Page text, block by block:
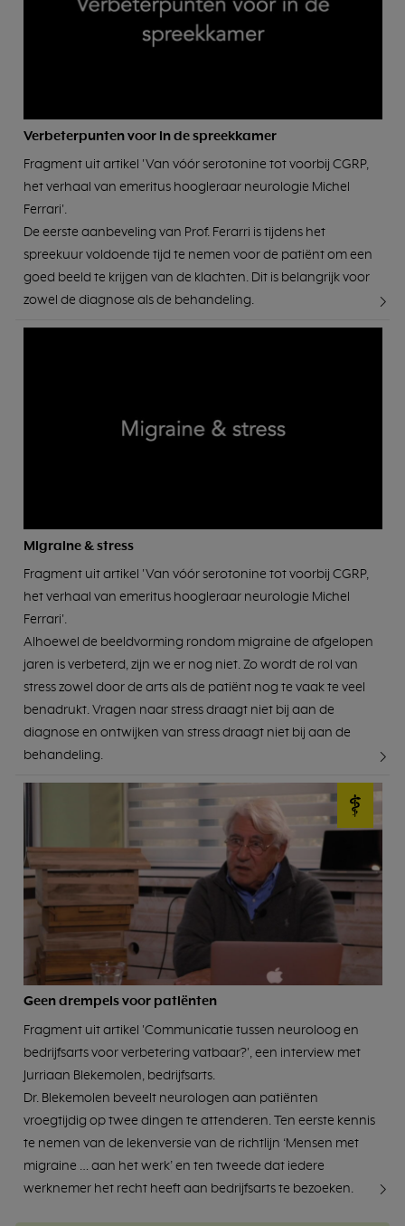
Verbeterpunten voor in de spreekkamer
Fragment uit artikel 'Van vóór serotonine tot voorbij CGRP,
het verhaal van emeritus hoogleraar neurologie Michel
Ferrari'.
De eerste aanbeveling van Prof. Ferarri is tijdens het
spreekuur voldoende tijd te nemen voor de patiënt om een
goed beeld te krijgen van de klachten. Dit is belangrijk voor
zowel de diagnose als de behandeling.
Migraine & stress
Fragment uit artikel 'Van vóór serotonine tot voorbij CGRP,
het verhaal van emeritus hoogleraar neurologie Michel
Ferrari'.
Alhoewel de beeldvorming rondom migraine de afgelopen
jaren is verbeterd, zijn we er nog niet. Zo wordt de rol van
stress zowel door de arts als de patiënt nog te vaak te veel
benadrukt. Vragen naar stress draagt niet bij aan de
diagnose en ontwijken van stress draagt niet bij aan de
behandeling.
Geen drempels voor patiënten
Fragment uit artikel 'Communicatie tussen neuroloog en
bedrijfsarts voor verbetering vatbaar?', een interview met
Jurriaan Blekemolen, bedrijfsarts.
Dr. Blekemolen beveelt neurologen aan patiënten
vroegtijdig op twee dingen te attenderen. Ten eerste kennis
te nemen van de lekenversie van de richtlijn ‘Mensen met
migraine … aan het werk’ en ten tweede dat iedere
werknemer het recht heeft aan bedrijfsarts te bezoeken.